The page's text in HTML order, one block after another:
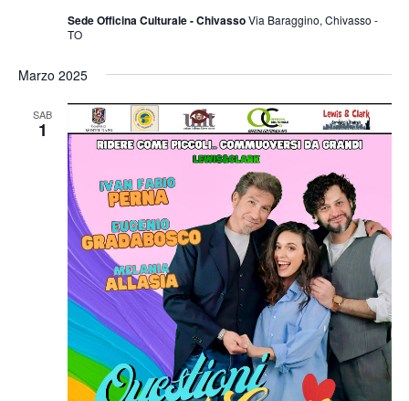
Sede Officina Culturale - ChivassoVia Baraggino, Chivasso -
TO
Marzo 2025
SAB
1